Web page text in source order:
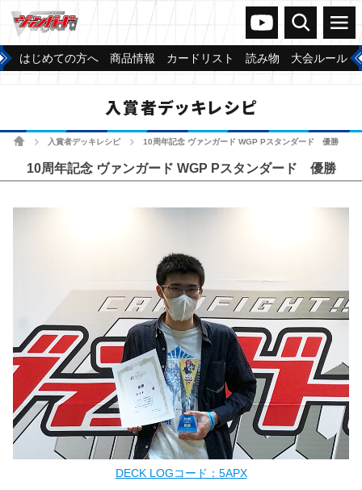
ヴァンガードch
検索 メニュー
はじめての方へ 商品情報 カードリスト 読み物 大会ルール
入賞者デッキレシピ
ホーム 入賞者デッキレシピ 10周年記念 ヴァンガード WGP Pスタンダード 優勝
10周年記念 ヴァンガード WGP Pスタンダード 優勝
DECK LOGコード：5APX